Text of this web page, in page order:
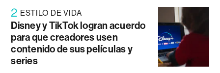
2 ESTILO DE VIDA
Disney y TikTok logran acuerdo
para que creadores usen
contenido de sus películas y
series